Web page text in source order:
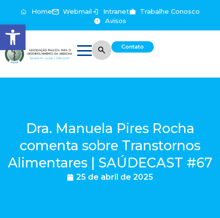
Abrir a barra de ferramentas
Home Webmail Intranet
Trabalhe Conosco
Avisos
Contato
Dra. Manuela Pires Rocha
comenta sobre Transtornos
Alimentares | SAÚDECAST #67
25 de abril de 2025